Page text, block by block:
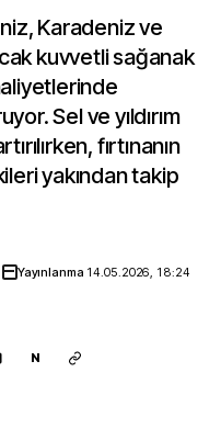
Karadeniz ve
kuvvetli sağanak
Sel ve yıldırım
fırtınanın
yakından takip
Yayınlanma 14.05.2026, 18:24
N